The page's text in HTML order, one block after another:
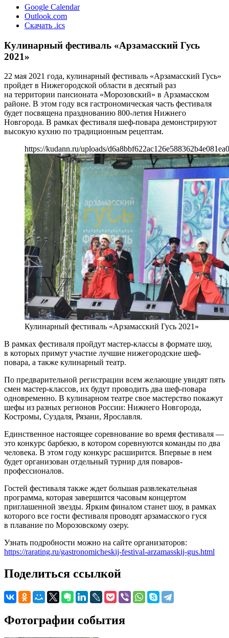
Google Calendar
Outlook.com
Скачать .ics
Кулинарный фестиваль «Арзамасский Гусь
2021»
22 мая 2021 года, кулинарный фестиваль «Арзамасский Гусь»
пройдет в Нижегородской области в десятый раз
на территории пансионата «Морозовский» в Арзамасском
районе. В этом году вся гастрономическая часть фестиваля
будет посвящена празднованию 800-летия Нижнего
Новгорода. В рамках фестиваля шеф-повара демонстрируют
высокую кухню по традиционным рецептам.
https://kudann.ru/uploads/
Кулинарный фестиваль «Арзамасский Гусь 2021»
В рамках фестиваля пройдут мастер-классы в формате шоу,
в которых примут участие лучшие нижегородские шеф-
повара, а также кулинарный театр.
По предварительной регистрации всем желающие увидят пять
смен мастер-классов, их будут проводить два шеф-повара
одновременно. В кулинарном театре свое мастерство покажут
шефы из разных регионов России: Нижнего Новгорода,
Костромы, Суздаля, Рязани, Ярославля.
Единственное настоящее соревнование во время фестиваля —
это конкурс барбекю, в котором соревнуются команды по два
человека. В этом году конкурс расширится. Впервые в нем
будет организован отдельный турнир для поваров-
профессионалов.
Гостей фестиваля также ждет большая развлекательная
программа, которая завершится часовым концертом
приглашенной звезды. Ярким финалом станет шоу, в рамках
которого все гости фестиваля проводят арзамасского гуся
в плавание по Морозовскому озеру.
Узнать подробности можно на сайте организаторов:
https://rarating.ru/gastronomicheskij-festival-arzamasskij-gus.html
Поделиться ссылкой
Фотографии события